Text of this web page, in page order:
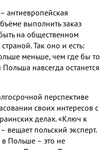
антиевропейская
выполнить заказ
на общественном
Так оно и есть:
меньше, чем где бы то
навсегда останется
перспективе
своих интересов с
делах. «Ключ к
вещает польский эксперт.
Польше – это не